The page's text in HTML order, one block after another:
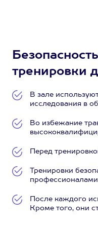
тренировки
В зале
исследования в
Во избежание
Перед
Тренировки
После каждого
Кроме того, они